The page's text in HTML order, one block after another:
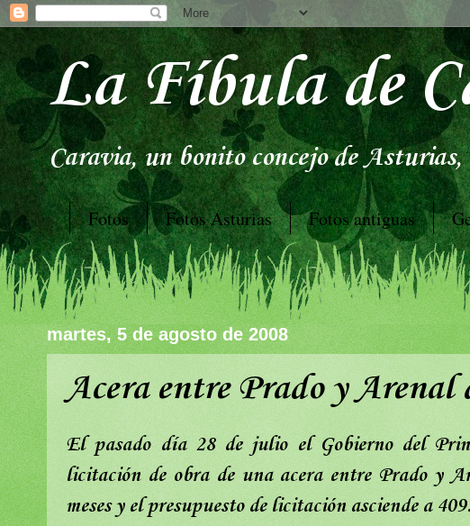
La Fíbula de
Caravia, un bonito concejo de
Fotos Fotos Asturias Fotos antiguas
martes, 5 de agosto de 2008
Acera entre Prado y Arenal
El pasado día 28 de julio el Gobierno del
licitación de obra de una acera entre Prado y
meses y el presupuesto de licitación asciende a